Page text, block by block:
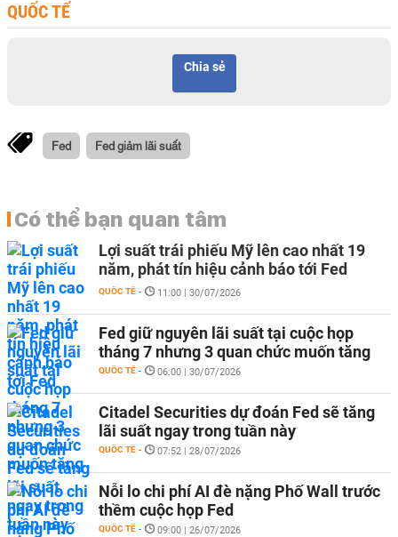
QUỐC TẾ
Chia sẻ
Fed Fed giảm lãi suất
Có thể bạn quan tâm
Lợi suất trái phiếu Mỹ lên cao nhất 19
năm, phát tín hiệu cảnh báo tới Fed
QUỐC TẾ - 11:00 | 30/07/2026
Fed giữ nguyên lãi suất tại cuộc họp
tháng 7 nhưng 3 quan chức muốn tăng
QUỐC TẾ - 06:00 | 30/07/2026
Citadel Securities dự đoán Fed sẽ tăng
lãi suất ngay trong tuần này
QUỐC TẾ - 07:52 | 28/07/2026
Nỗi lo chi phí AI đè nặng Phố Wall trước
thềm cuộc họp Fed
QUỐC TẾ - 09:00 | 26/07/2026